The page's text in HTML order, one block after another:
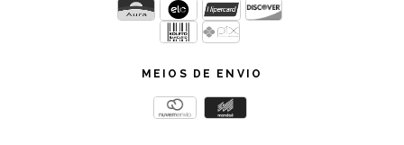
MEIOS DE ENVIO